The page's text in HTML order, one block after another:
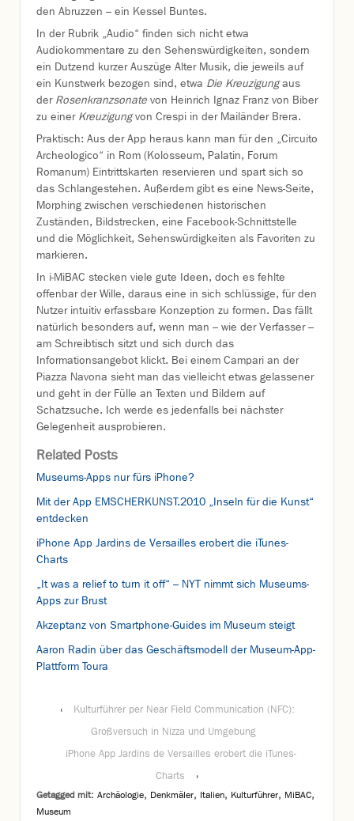
den Abruzzen – ein Kessel Buntes.
In der Rubrik „Audio“ finden sich nicht etwa
Audiokommentare zu den Sehenswürdigkeiten, sondern
ein Dutzend kurzer Auszüge Alter Musik, die jeweils auf
ein Kunstwerk bezogen sind, etwa Die Kreuzigungaus
der Rosenkranzsonate von Heinrich Ignaz Franz von Biber
zu einer Kreuzigungvon Crespi in der Mailänder Brera.
Praktisch: Aus der App heraus kann man für den „Circuito
Archeologico“ in Rom (Kolosseum, Palatin, Forum
Romanum) Eintrittskarten reservieren und spart sich so
das Schlangestehen. Außerdem gibt es eine News-Seite,
Morphing zwischen verschiedenen historischen
Zuständen, Bildstrecken, eine Facebook-Schnittstelle
und die Möglichkeit, Sehenswürdigkeiten als Favoriten zu
markieren.
In i-MiBAC stecken viele gute Ideen, doch es fehlte
offenbar der Wille, daraus eine in sich schlüssige, für den
Nutzer intuitiv erfassbare Konzeption zu formen. Das fällt
natürlich besonders auf, wenn man – wie der Verfasser –
am Schreibtisch sitzt und sich durch das
Informationsangebot klickt. Bei einem Campari an der
Piazza Navona sieht man das vielleicht etwas gelassener
und geht in der Fülle an Texten und Bildern auf
Schatzsuche. Ich werde es jedenfalls bei nächster
Gelegenheit ausprobieren.
Related Posts
Museums-Apps nur fürs iPhone?
Mit der App EMSCHERKUNST.2010 „Inseln für die Kunst“
entdecken
iPhone App Jardins de Versailles erobert die iTunes-
Charts
„It was a relief to turn it off“ – NYT nimmt sich Museums-
Apps zur Brust
Akzeptanz von Smartphone-Guides im Museum steigt
Aaron Radin über das Geschäftsmodell der Museum-App-
Plattform Toura
‹
Kulturführer per Near Field Communication (NFC):
Großversuch in Nizza und Umgebung
iPhone App Jardins de Versailles erobert die iTunes-
Charts
›
Getagged mit: Archäologie, Denkmäler, Italien, Kulturführer, MiBAC,
Museum